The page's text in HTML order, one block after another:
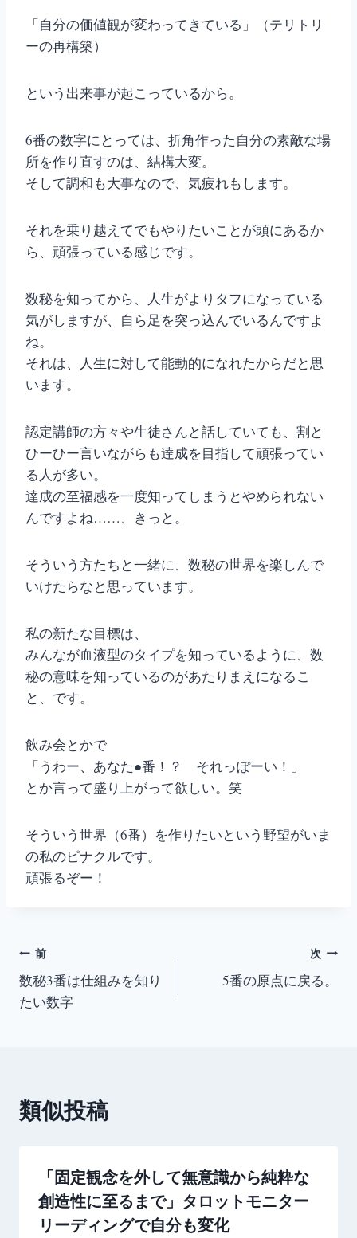
「自分の価値観が変わってきている」（テリトリ
ーの再構築）
という出来事が起こっているから。
6番の数字にとっては、折角作った自分の素敵な場
所を作り直すのは、結構大変。
そして調和も大事なので、気疲れもします。
それを乗り越えてでもやりたいことが頭にあるか
ら、頑張っている感じです。
数秘を知ってから、人生がよりタフになっている
気がしますが、自ら足を突っ込んでいるんですよ
ね。
それは、人生に対して能動的になれたからだと思
います。
認定講師の方々や生徒さんと話していても、割と
ひーひー言いながらも達成を目指して頑張ってい
る人が多い。
達成の至福感を一度知ってしまうとやめられない
んですよね……、きっと。
そういう方たちと一緒に、数秘の世界を楽しんで
いけたらなと思っています。
私の新たな目標は、
みんなが血液型のタイプを知っているように、数
秘の意味を知っているのがあたりまえになるこ
と、です。
飲み会とかで
「うわー、あなた●番！？ それっぽーい！」
とか言って盛り上がって欲しい。笑
そういう世界（6番）を作りたいという野望がいま
の私のピナクルです。
頑張るぞー！
投
稿
ゲ
ー
ョ
前
数秘3番は仕組みを知り
たい数字
次
5番の原点に戻る。
類似投稿
「固定観念を外して無意識から純粋な
創造性に至るまで」タロットモニター
リーディングで自分も変化